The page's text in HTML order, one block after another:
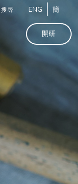
搜尋 ENG 簡
開研